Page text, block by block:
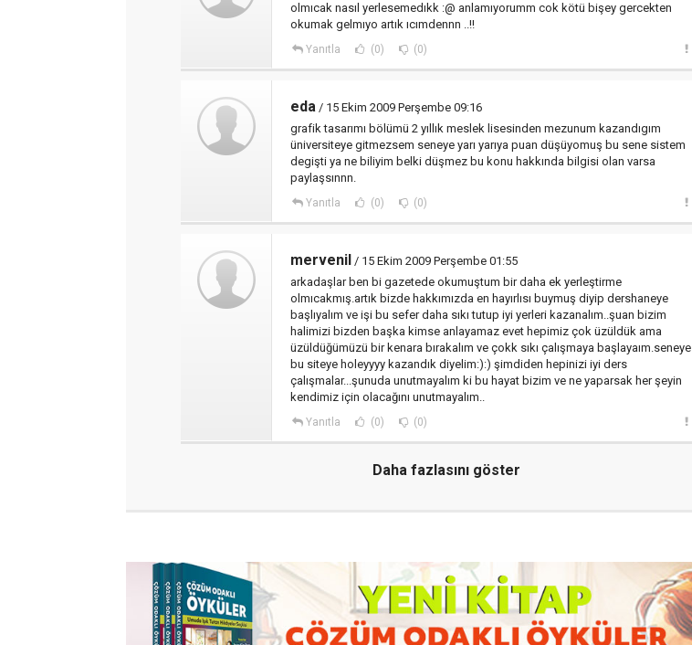
olmıcak nasıl yerlesemedıkk :@ anlamıyorumm cok kötü bişey gercekten
okumak gelmıyo artık ıcımdennn ..!!
Yanıtla (0) (0)
eda / 15 Ekim 2009 Perşembe 09:16
grafik tasarımı bölümü 2 yıllık meslek lisesinden mezunum kazandıgım
üniversiteye gitmezsem seneye yarı yarıya puan düşüyomuş bu sene sistem
degişti ya ne biliyim belki düşmez bu konu hakkında bilgisi olan varsa
paylaşsınnn.
Yanıtla (0) (0)
mervenil / 15 Ekim 2009 Perşembe 01:55
arkadaşlar ben bi gazetede okumuştum bir daha ek yerleştirme
olmıcakmış.artık bizde hakkımızda en hayırlısı buymuş diyip dershaneye
başlıyalım ve işi bu sefer daha sıkı tutup iyi yerleri kazanalım..şuan bizim
halimizi bizden başka kimse anlayamaz evet hepimiz çok üzüldük ama
üzüldüğümüzü bir kenara bırakalım ve çokk sıkı çalışmaya başlayaım.seneye
bu siteye holeyyyy kazandık diyelim:):) şimdiden hepinizi iyi ders
çalışmalar...şunuda unutmayalım ki bu hayat bizim ve ne yaparsak her şeyin
kendimiz için olacağını unutmayalım..
Yanıtla (0) (0)
Daha fazlasını göster